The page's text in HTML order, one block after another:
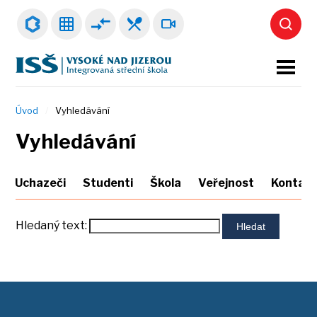
Úvod Vyhledávání
Vyhledávání
Hledaný text: Hledat
Uchazeči Studenti Škola Veřejnost Kontakt